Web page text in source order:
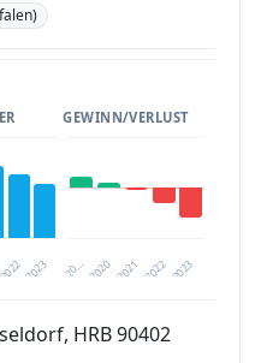
2023
2022
GEWINN/VERLUST
20… 2021 2023
2020 2022
HRB 90402